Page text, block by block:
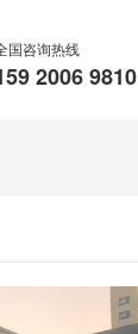
国咨询热线
2006 9810